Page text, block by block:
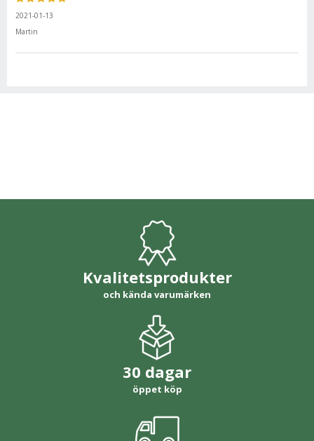
2021-01-13
Martin
Kvalitetsprodukter
och kända varumärken
30 dagar
öppet köp